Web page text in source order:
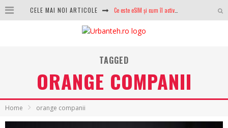
CELE MAI NOI ARTICOLE Ce este eSIM și cum îl activezi pe telefon? Ghid complet pentru Android și iPhone
GoPro revine în competiție: Mission One este răspunsul pe care DJI nu îl aștepta
TAGGED
ORANGE COMPANII
Home orange companii